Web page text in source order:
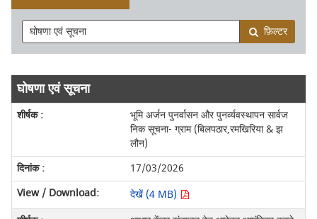
फ़िल्टर
घोषणा एवं सूचना
भूमि अर्जन पुनर्वासन और पुनर्व्यवस्थापन सार्वज
निक सूचना- ग्राम (बिलपठार,रमखिरिया & झ
लौन)
17/03/2026
देखें (4 MB)